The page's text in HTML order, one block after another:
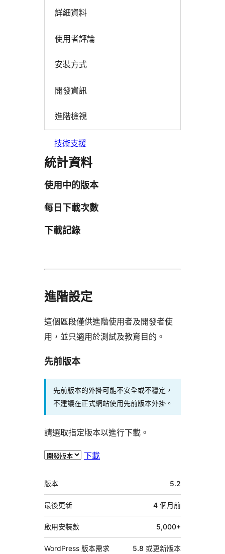
詳細資料
使用者評論
安裝方式
開發資訊
進階檢視
技術支援
統計資料
使用中的版本
每日下載次數
下載記錄
進階設定
這個區段僅供進階使用者及開發者使
用，並只適用於測試及教育目的。
先前版本
先前版本的外掛可能不安全或不穩定，
不建議在正式網站使用先前版本外掛。
請選取指定版本以進行下載。
下載
中
繼
資
料
版本 5.2
最後更新 4 個月前
啟用安裝數 5,000+
WordPress 版本需求 5.8 或更新版本